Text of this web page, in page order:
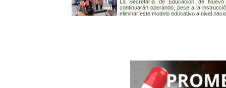
La Secretaría de Educación de
continuarán operando, pese a la
eliminar este modelo educativo a nivel